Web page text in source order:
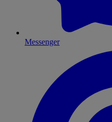
Messenger